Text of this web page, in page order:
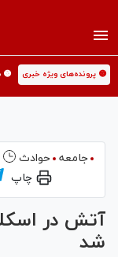
🟡 پرونده‌های ویژه خبری 🟡
جامعه حوادث
چاپ
آتش در
شد